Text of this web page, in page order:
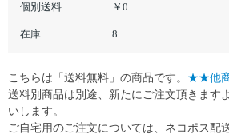
個別送料 ￥0
在庫 8
こちらは「送料無料」の商品です。 ★★他
送料別商品は別途、新たにご注文頂きます
いします。
ご自宅用のご注文については、ネコポス配